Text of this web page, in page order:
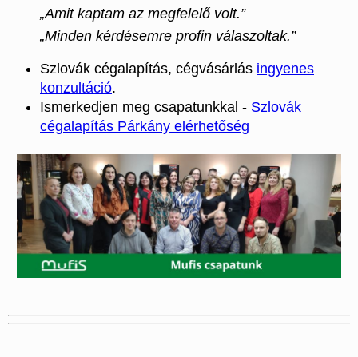
„Amit kaptam az megfelelő volt.”
„Minden kérdésemre profin válaszoltak.”
Szlovák cégalapítás, cégvásárlás ingyenes
konzultáció.
Ismerkedjen meg csapatunkkal - Szlovák
cégalapítás Párkány elérhetőség